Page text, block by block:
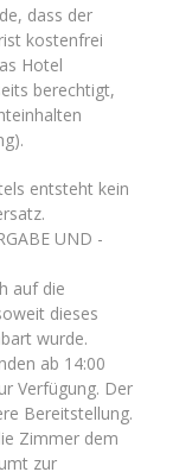
dass der
kostenfrei
Hotel
berechtigt,
entsteht kein
UND -
auf die
dieses
wurde.
ab 14:00
Verfügung. Der
Bereitstellung.
Zimmer dem
zur